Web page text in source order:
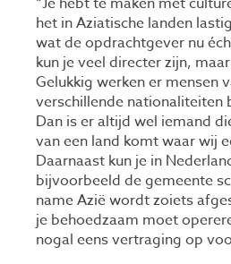
het in Aziatische landen
wat de opdrachtgever nu
kun je veel directer zijn,
Gelukkig werken er mensen
verschillende nationaliteiten
Dan is er altijd wel iemand
van een land komt waar wij
Daarnaast kun je in
bijvoorbeeld de gemeente
name Azië wordt zoiets
je behoedzaam moet
nogal eens vertraging op